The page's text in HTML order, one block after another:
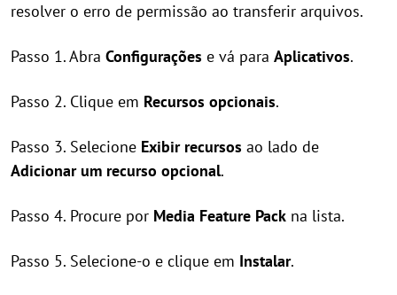
resolver o erro de permissão ao transferir arquivos.
Passo 1. Abra Configurações e vá para Aplicativos.
Passo 2. Clique em Recursos opcionais.
Passo 3. Selecione Exibir recursos ao lado de
Adicionar um recurso opcional.
Passo 4. Procure por Media Feature Pack na lista.
Passo 5. Selecione-o e clique em Instalar.